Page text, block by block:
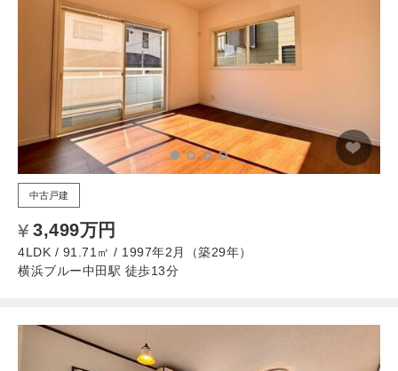
中古戸建
3,499万円
4LDK / 91.71㎡ / 1997年2月（築29年）
横浜ブルー中田駅 徒歩13分